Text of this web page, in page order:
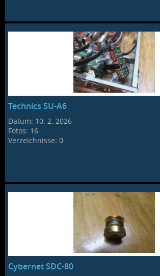
Technics SU-A6
Datum: 10. 2. 2026
Fotos: 16
Verzeichnisse:0
Cybernet SDC-80